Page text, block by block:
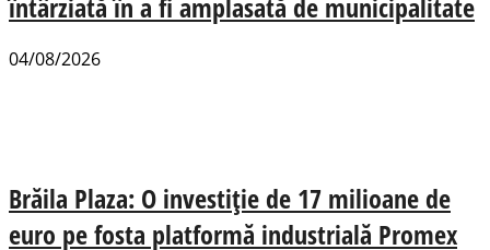
04/08/2026
Brăila Plaza: O investiție de 17 milioane de
euro pe fosta platformă industrială Promex